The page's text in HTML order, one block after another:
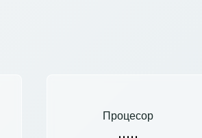
Процесор